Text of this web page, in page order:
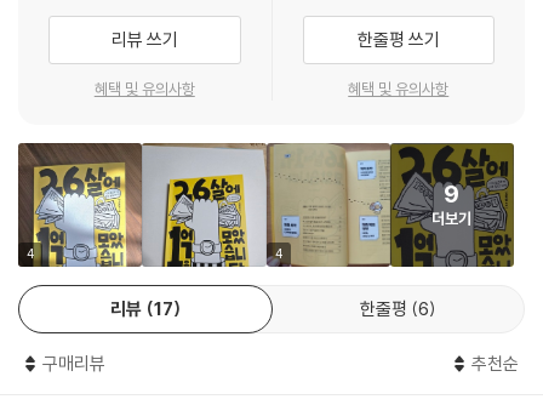
제 주변의 절약하는 친구들은 절약 전과 후가 크게 다르지 않습니다. 오히
려 더 좋은 것을 먹고 쓰죠. 정보를 항상 찾아다니고 활용하기 때문이에요.
그래서 무료로 무언가를 받고, 먹고, 체험하면서 저축률은 높아집니다. 옛
날의 절약과 지금의 절약은 전혀 다른 형태로 이어지고 있어요. 그것을 알
--- p.129
여전히 악플은 끊이지 않아요. 만약 논리 하나 없이 공격하려는 의도만 가
득한 사람이 있다면 어떤 반응도 하지 않고, 맞서 싸우지도 않고, 그의 댓글
은 삭제하고 아이디는 차단해서 악플의 뿌리를 뽑기도 합니다. 내가 즐겁
고 행복하고 재밌기 위해서 하는 활동에 재를 뿌리는 사람이 있다면 굳이
그 사람까지 안고 갈 필요는 없습니다.
--- p.191
《26살에 1억을 모았습니다》는 김알밥의 재테크 노하우가 한데 담긴 책이
다. 부자를 꿈꾸는 사람, 든든한 시드머니를 모으고 싶은 사람, 파이프라인
을 늘리고 싶은 사람, 일단 뭐라도 해보고 싶은 사람 누구나 자신의 상황에
상관없다. 김알밥과 함께 차근차근 부자 되기 첫 단계를 시작해보자.
“통장에 찍힌 월급 180만 원, 이렇게 평생 살고 싶지 않았다.”
액수보다 습관, 습관 다음엔 시스템!
20대의 공감과 반성을 끌어낸 강력한 동기부여
평생 가는 재테크 근육 키우기
당히 벌면 행복해질 줄 알았다. 하지만 살아보니 그게 아니었다. 고졸로 월
리뷰 쓰기
혜택 및 유의사항
한줄평 쓰기
혜택 및 유의사항
4 4
9
더보기
리뷰 17 한줄평 6
구매리뷰 추천순